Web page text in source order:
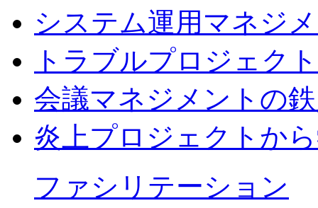
システム運用マネジ
トラブルプロジェク
会議マネジメントの
炎上プロジェクトか
ファシリテーション